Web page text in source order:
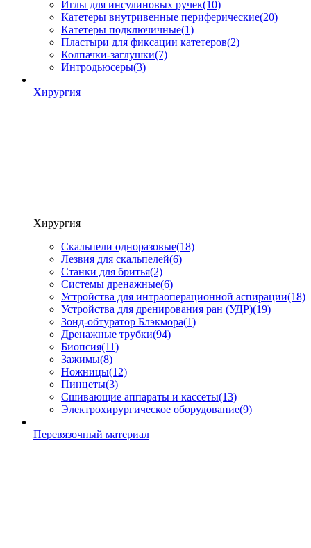
Иглы для инсулиновых ручек(10)
Катетеры внутривенные периферические(20)
Катетеры подключичные(1)
Пластыри для фиксации катетеров(2)
Колпачки-заглушки(7)
Интродьюсеры(3)
Хирургия
Хирургия
Скальпели одноразовые(18)
Лезвия для скальпелей(6)
Станки для бритья(2)
Системы дренажные(6)
Устройства для интраоперационной аспирации(18)
Устройства для дренирования ран (УДР)(19)
Зонд-обтуратор Блэкмора(1)
Дренажные трубки(94)
Биопсия(11)
Зажимы(8)
Ножницы(12)
Пинцеты(3)
Сшивающие аппараты и кассеты(13)
Электрохирургическое оборудование(9)
Перевязочный материал